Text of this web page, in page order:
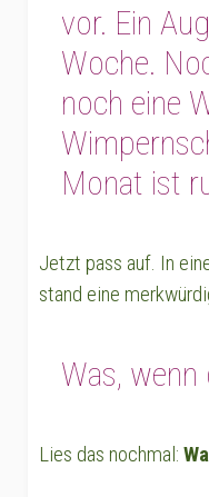
vor. Ein
Woche.
noch eine
Monat ist
Jetzt pass auf. In
stand eine
Was,
Lies das nochmal: